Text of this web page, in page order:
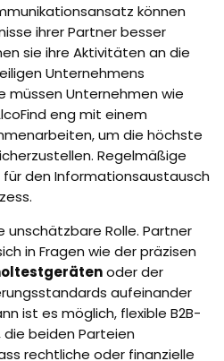
können
ihrer Partner besser
sie ihre Aktivitäten an die
Unternehmens
müssen Unternehmen wie
eng mit einem
um die höchste
Regelmäßige
für den Informationsaustausch
unschätzbare Rolle. Partner
in Fragen wie der präzisen
oder der
aufeinander
ist es möglich, flexible B2B-
beiden Parteien
rechtliche oder finanzielle